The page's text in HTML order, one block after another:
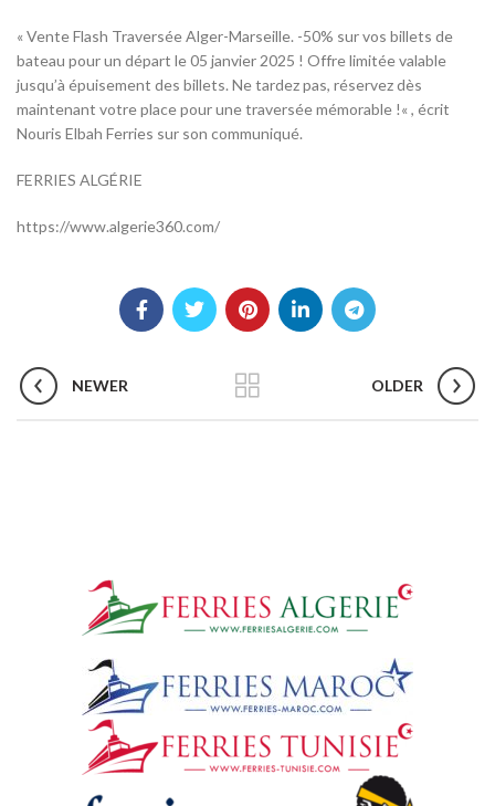
« Vente Flash Traversée Alger-Marseille. -50% sur vos billets de
bateau pour un départ le 05 janvier 2025 ! Offre limitée valable
jusqu’à épuisement des billets. Ne tardez pas, réservez dès
maintenant votre place pour une traversée mémorable !« , écrit
Nouris Elbah Ferries sur son communiqué.
FERRIES ALGÉRIE
https://www.algerie360.com/
NEWER OLDER